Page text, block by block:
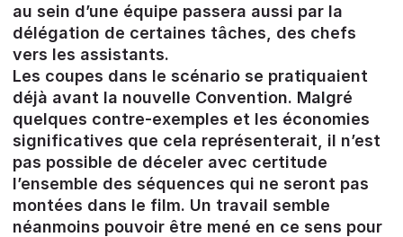
au sein d’une équipe passera aussi par la
délégation de certaines tâches, des chefs
vers les assistants.
Les coupes dans le scénario se pratiquaient
déjà avant la nouvelle Convention. Malgré
quelques contre-exemples et les économies
significatives que cela représenterait, il n’est
pas possible de déceler avec certitude
l’ensemble des séquences qui ne seront pas
montées dans le film. Un travail semble
néanmoins pouvoir être mené en ce sens pour